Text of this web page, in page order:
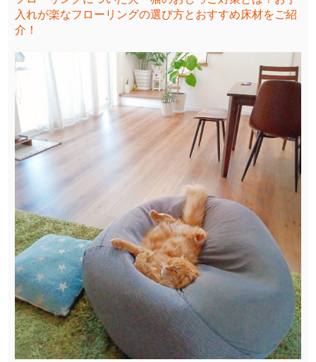
入れが楽なフローリングの選び方とおすすめ床材をご紹
介！